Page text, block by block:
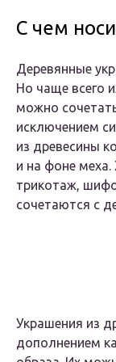
С чем
Деревянные
Но чаще всего
можно
исключением
из древесины
и на фоне
трикотаж,
сочетаются с
Украшения из
дополнением